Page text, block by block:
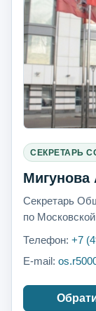
СЕКРЕТАРЬ
Мигунова
Секретарь
по
Телефон: +7
E-mail: